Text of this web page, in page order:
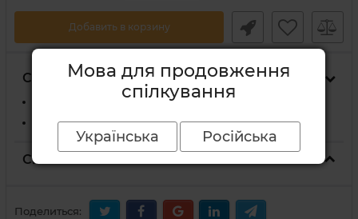
Добавить в корзину
Способы доставки
На отделение Новой Почты
Курьером Новой Почты по адресу
Способы оплаты
Поделиться:
Мова для продовження
спілкування
Українська Російська